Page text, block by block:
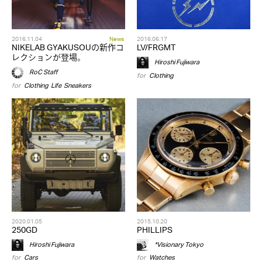
2016.11.04 News
NIKELAB GYAKUSOUの新作コ
レクションが登場。
RoC Staff
for Clothing,Life,Sneakers
2016.06.17
LV/FRGMT
Hiroshi Fujiwara
for Clothing
2020.01.05
250GD
Hiroshi Fujiwara
for Cars
2015.10.20
PHILLIPS
*Visionary Tokyo
for Watches